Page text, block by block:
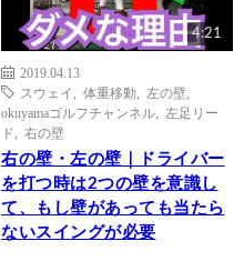
4:21
2019.04.13
スウェイ
体重移動 左の壁
okuyamaゴルフチャンネル
左足リー
ド
右の壁
右の壁・左の壁｜ドライバー
を打つ時は2つの壁を意識し
て、もし壁があっても当たら
ないスイングが必要